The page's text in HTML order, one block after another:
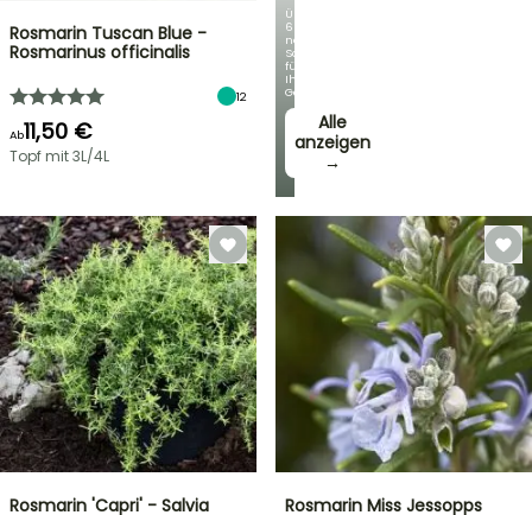
Über
60
neue
Sorten
für
Ihren
Garten!
Alle
anzeigen
→
Rosmarin Tuscan Blue -
Rosmarinus officinalis
12
Ab11,50 €
Topf mit 3L/4L
Rosmarin 'Capri' - Salvia
Rosmarin Miss Jessopps